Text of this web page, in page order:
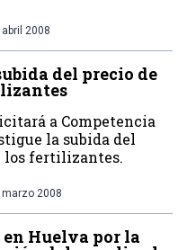
abril 2008
del precio de
a Competencia
la subida del
los fertilizantes.
marzo 2008
Huelva por la